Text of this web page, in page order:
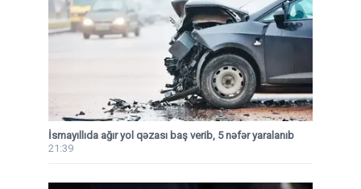
İsmayıllıda ağır yol qəzası baş verib, 5 nəfər yaralanıb
21:39